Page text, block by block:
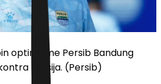
optimisme Persib Bandung
Persija. (Persib)